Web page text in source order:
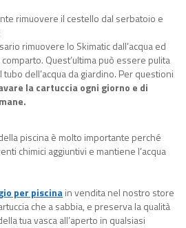
rimuovere il cestello dal serbatoio e
rimuovere lo Skimatic dall’acqua ed
Quest’ultima può essere pulita
dell’acqua da giardino. Per questioni
la cartuccia ogni giorno e di
.
piscina è molto importante perché
chimici aggiuntivi e mantiene l’acqua
per piscinain vendita nel nostro store
che a sabbia, e preserva la qualità
tua vasca all’aperto in qualsiasi